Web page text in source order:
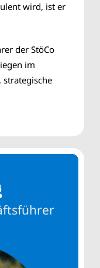
wird, ist er
der StöCo
im
strategische